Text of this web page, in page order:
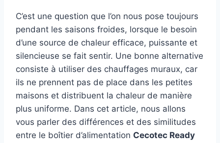
C’est une question que l’on nous pose toujours
pendant les saisons froides, lorsque le besoin
d’une source de chaleur efficace, puissante et
silencieuse se fait sentir. Une bonne alternative
consiste à utiliser des chauffages muraux, car
ils ne prennent pas de place dans les petites
maisons et distribuent la chaleur de manière
plus uniforme. Dans cet article, nous allons
vous parler des différences et des similitudes
entre le boîtier d’alimentation Cecotec Ready